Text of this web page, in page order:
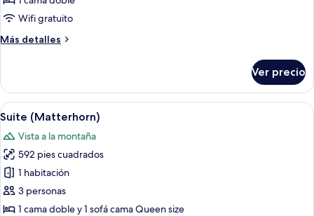
(Matterhorn)
Wifi gratuito
Más detalles
Más
doble
(Matterhorn)
Ver precio
Abrir
todas
las
fotos
de
Suite
(Matterhorn)
Una sala de estar moderna con un
7
Suite (Matterhorn)
Vista a la montaña
592 pies cuadrados
1 habitación
3 personas
1 cama doble y 1 sofá cama Queen size